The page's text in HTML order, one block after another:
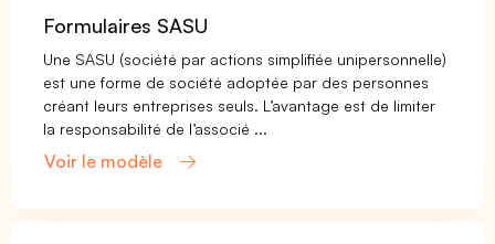
Formulaires SASU
Une SASU (société par actions simplifiée unipersonnelle)
est une forme de société adoptée par des personnes
créant leurs entreprises seuls. L’avantage est de limiter
la responsabilité de l’associé ...
Voir le modèle